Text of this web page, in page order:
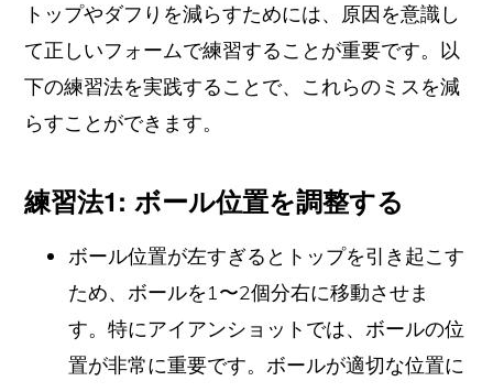
トップやダフりを減らすためには、原因を意識し
て正しいフォームで練習することが重要です。以
下の練習法を実践することで、これらのミスを減
らすことができます。
練習法1: ボール位置を調整する
ボール位置が左すぎるとトップを引き起こす
ため、ボールを1〜2個分右に移動させま
す。特にアイアンショットでは、ボールの位
置が非常に重要です。ボールが適切な位置に